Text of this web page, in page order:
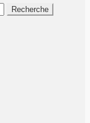
Recherche